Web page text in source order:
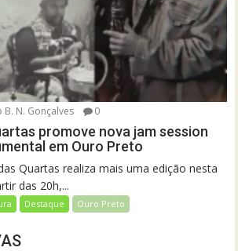
B. N. Gonçalves 0
promove nova jam session
em Ouro Preto
Quartas realiza mais uma edição nesta
das 20h,...
Destaque Ouro Preto